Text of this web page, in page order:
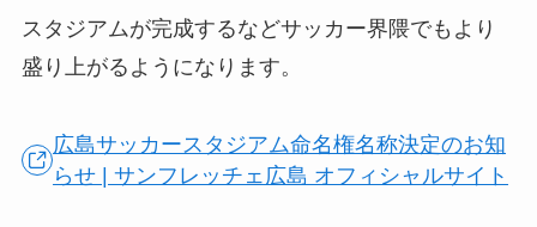
スタジアムが完成するなどサッカー界隈でもより
盛り上がるようになります。
広島サッカースタジアム命名権名称決定のお知
らせ | サンフレッチェ広島 オフィシャルサイト